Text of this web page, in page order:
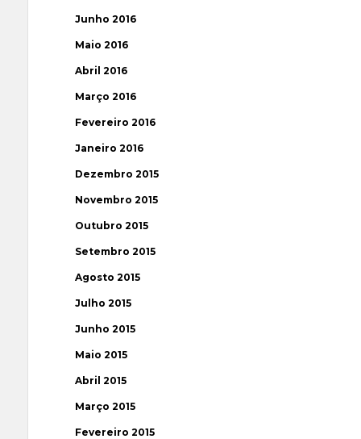
Junho 2016
Maio 2016
Abril 2016
Março 2016
Fevereiro 2016
Janeiro 2016
Dezembro 2015
Novembro 2015
Outubro 2015
Setembro 2015
Agosto 2015
Julho 2015
Junho 2015
Maio 2015
Abril 2015
Março 2015
Fevereiro 2015